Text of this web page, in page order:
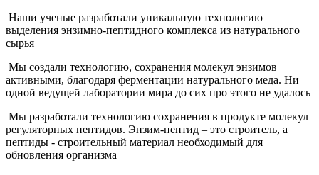
Наши ученые разработали уникальную технологию
выделения энзимно-пептидного комплекса из натурального
сырья
Мы создали технологию, сохранения молекул энзимов
активными, благодаря ферментации натурального меда. Ни
одной ведущей лаборатории мира до сих про этого не удалось
Мы разработали технологию сохранения в продукте молекул
регуляторных пептидов. Энзим-пептид – это строитель, а
пептиды - строительный материал необходимый для
обновления организма